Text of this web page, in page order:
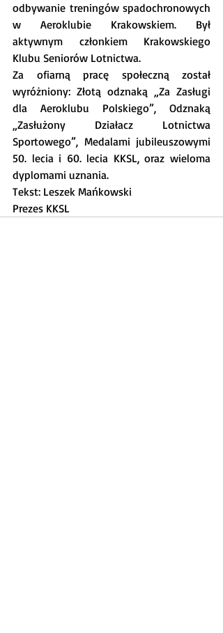
odbywanie treningów spadochronowych
w Aeroklubie Krakowskiem. Był
aktywnym członkiem Krakowskiego
Klubu Seniorów Lotnictwa.
Za ofiarną pracę społeczną został
wyróżniony: Złotą odznaką „Za Zasługi
dla Aeroklubu Polskiego”, Odznaką
„Zasłużony Działacz Lotnictwa
Sportowego”, Medalami jubileuszowymi
50. lecia i 60. lecia KKSL, oraz wieloma
dyplomami uznania.
Tekst: Leszek Mańkowski
Prezes KKSL